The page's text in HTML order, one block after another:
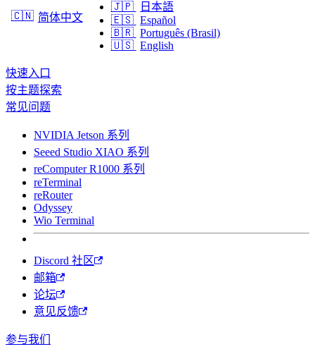
🇨🇳 简体中文
🇯🇵
日本語
🇪🇸 Español
🇧🇷 Português (Brasil)
🇺🇸 English
快速入口
按主题探索
常见问题
NVIDIA Jetson 系列
Seeed Studio XIAO 系列
reComputer R1000 系列
reTerminal
reRouter
Odyssey
Wio Terminal
Discord 社区
邮箱
论坛
意见反馈
参与我们